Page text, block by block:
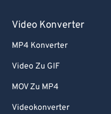
Video Konverter
MP4 Konverter
Video Zu GIF
MOV Zu MP4
Videokonverter